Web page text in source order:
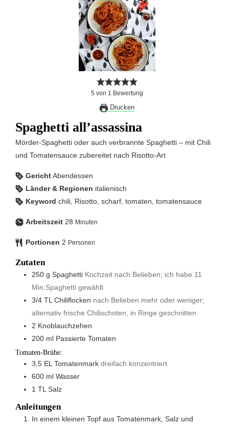
5 von 1 Bewertung
Drucken
Spaghetti all’assassina
Mörder-Spaghetti oder auch verbrannte Spaghetti – mit Chili
und Tomatensauce zubereitet nach Risotto-Art
GerichtAbendessen
Länder & Regionen italienisch
Keyword chili, Risotto, scharf, tomaten, tomatensauce
Arbeitszeit 28 Minuten
Portionen 2 Personen
Zutaten
250 g Spaghetti Kochzeit nach Belieben; ich habe 11
Min.Spaghetti gewählt
3/4 TL Chiliflocken nach Belieben mehr oder weniger;
alternativ frische Chilischoten, in Ringe geschnitten
2 Knoblauchzehen
200 ml Passierte Tomaten
Tomaten-Brühe:
3,5 EL Tomatenmark dreifach konzentriert
600 ml Wasser
1 TL Salz
Anleitungen
In einem kleinen Topf aus Tomatenmark, Salz und